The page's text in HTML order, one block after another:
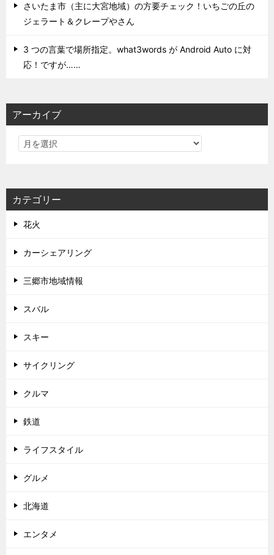
さいたま市（主に大宮地域）の方要チェック！いちごの丘の
ジェラート＆クレープやさん
3 つの言葉で場所指定。what3words が Android Auto に対
応！ですが……
アーカイブ
カテゴリー
花火
カーシェアリング
三郷市地域情報
スバル
スキー
サイクリング
クルマ
鉄道
ライフスタイル
グルメ
北海道
エンタメ